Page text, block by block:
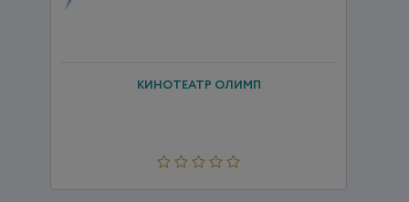
КИНОТЕАТР ОЛИМП